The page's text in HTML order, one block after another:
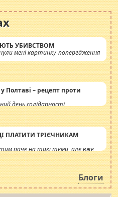
УБИВСТВОМ
мені картинку-попередження
Полтаві – рецепт проти
день солідарності
ПЛАТИТИ ТРІЄЧНИКАМ
паче на такі теми, але вже
сьогоднішні інсенуації
питання. Штучно
соціальна катастрофа.
Блоги